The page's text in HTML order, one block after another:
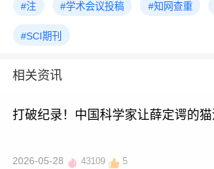
#注 #学术会议投稿 #知网查重
#SCI期刊
相关资讯
打破纪录！中国科学家让薛定谔的
2026-05-28 43109 5